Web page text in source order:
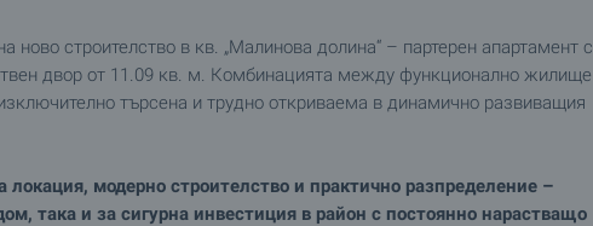
ново строителство в кв. „Малинова долина“ – партерен апартамент с
двор от 11.09 кв. м. Комбинацията между функционално жилище
търсена и трудно откриваема в динамично развиващия
локация, модерно строителство и практично разпределение –
така и за сигурна инвестиция в район с постоянно нарастващо